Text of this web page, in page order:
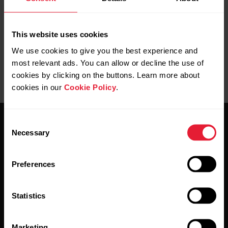
This website uses cookies
We use cookies to give you the best experience and
most relevant ads. You can allow or decline the use of
cookies by clicking on the buttons. Learn more about
cookies in our Cookie Policy
Selection
Necessary
Preferences
Statistics